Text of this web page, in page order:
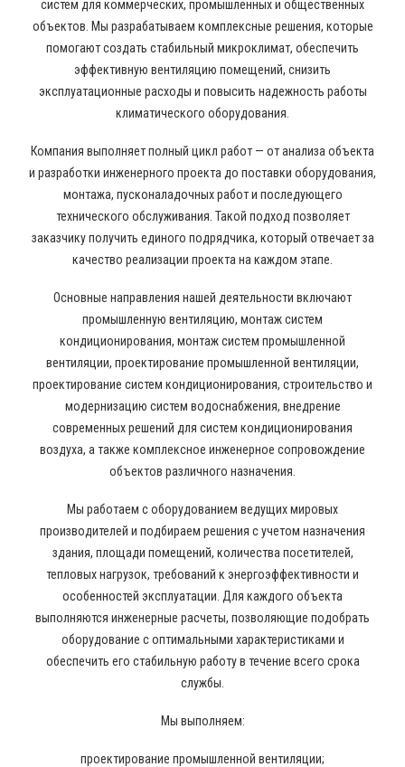
систем для коммерческих, промышленных и общественных
объектов. Мы разрабатываем комплексные решения, которые
помогают создать стабильный микроклимат, обеспечить
эффективную вентиляцию помещений, снизить
эксплуатационные расходы и повысить надежность работы
климатического оборудования.
Компания выполняет полный цикл работ — от анализа объекта
и разработки инженерного проекта до поставки оборудования,
монтажа, пусконаладочных работ и последующего
технического обслуживания. Такой подход позволяет
заказчику получить единого подрядчика, который отвечает за
качество реализации проекта на каждом этапе.
Основные направления нашей деятельности включают
промышленную вентиляцию, монтаж систем
кондиционирования, монтаж систем промышленной
вентиляции, проектирование промышленной вентиляции,
проектирование систем кондиционирования, строительство и
модернизацию систем водоснабжения, внедрение
современных решений для систем кондиционирования
воздуха, а также комплексное инженерное сопровождение
объектов различного назначения.
Мы работаем с оборудованием ведущих мировых
производителей и подбираем решения с учетом назначения
здания, площади помещений, количества посетителей,
тепловых нагрузок, требований к энергоэффективности и
особенностей эксплуатации. Для каждого объекта
выполняются инженерные расчеты, позволяющие подобрать
оборудование с оптимальными характеристиками и
обеспечить его стабильную работу в течение всего срока
службы.
Мы выполняем:
проектирование промышленной вентиляции;